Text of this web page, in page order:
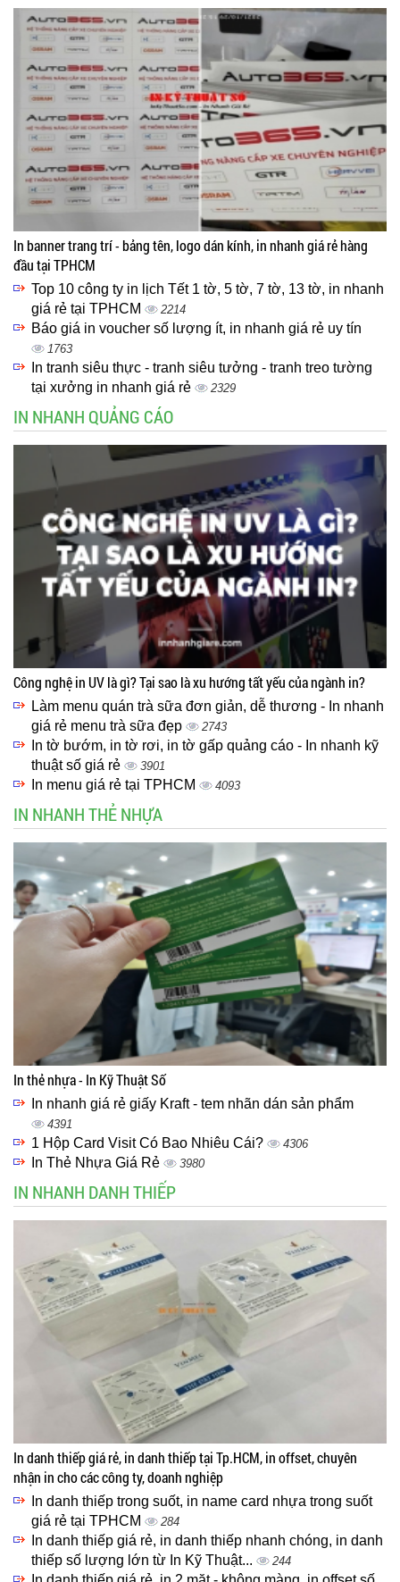
In banner trang trí - bảng tên, logo dán kính, in nhanh giá rẻ hàng
đầu tại TPHCM
Top 10 công ty in lịch Tết 1 tờ, 5 tờ, 7 tờ, 13 tờ, in nhanh
giá rẻ tại TPHCM
2214
Báo giá in voucher số lượng ít, in nhanh giá rẻ uy tín
1763
In tranh siêu thực - tranh siêu tưởng - tranh treo tường
tại xưởng in nhanh giá rẻ
2329
IN NHANH QUẢNG CÁO
Công nghệ in UV là gì? Tại sao là xu hướng tất yếu của ngành in?
Làm menu quán trà sữa đơn giản, dễ thương - In nhanh
giá rẻ menu trà sữa đẹp
2743
In tờ bướm, in tờ rơi, in tờ gấp quảng cáo - In nhanh kỹ
thuật số giá rẻ
3901
In menu giá rẻ tại TPHCM 4093
IN NHANH THẺ NHỰA
In thẻ nhựa - In Kỹ Thuật Số
In nhanh giá rẻ giấy Kraft - tem nhãn dán sản phẩm
4391
1 Hộp Card Visit Có Bao Nhiêu Cái? 4306
In Thẻ Nhựa Giá Rẻ 3980
IN NHANH DANH THIẾP
In danh thiếp giá rẻ, in danh thiếp tại Tp.HCM, in offset, chuyên
nhận in cho các công ty, doanh nghiệp
In danh thiếp trong suốt, in name card nhựa trong suốt
giá rẻ tại TPHCM
284
In danh thiếp giá rẻ, in danh thiếp nhanh chóng, in danh
thiếp số lượng lớn từ In Kỹ Thuật...
244